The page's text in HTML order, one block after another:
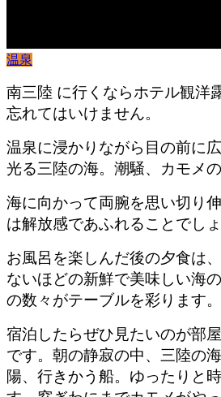
温泉
南三陸 に行くならホテル観洋
忘れてはいけません。
温泉に浸かりながら目の前に
光る三陸の海。潮騒、カモメ
海に向かって両腕を思い切り
は解放感であふれることでしょ
お風呂を楽しんだ後の夕食は
ないほどの新鮮で美味しい海
の数々がテーブルを彩ります。
宿泊したらぜひ見たいのが部
です。朝の静寂の中、三陸の
陽、行きかう船。ゆったりと